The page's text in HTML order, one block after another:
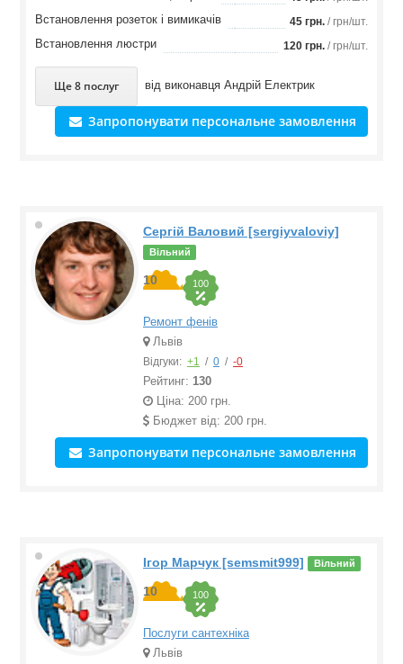
Встановлення розеток і вимикачів 45 грн. / грн/шт.
Встановлення люстри 120 грн. / грн/шт.
Ще 8 послуг від виконавця Андрій Електрик
Запропонувати персональне замовлення
Сергій Валовий [sergiyvaloviy]
Вільний
10 100
Ремонт фенів
Львів
Відгуки: +1 / 0 / -0
Рейтинг: 130
Ціна: 200 грн.
Бюджет від: 200 грн.
Запропонувати персональне замовлення
Ігор Марчук [semsmit999] Вільний
10 100
Послуги сантехніка
Львів